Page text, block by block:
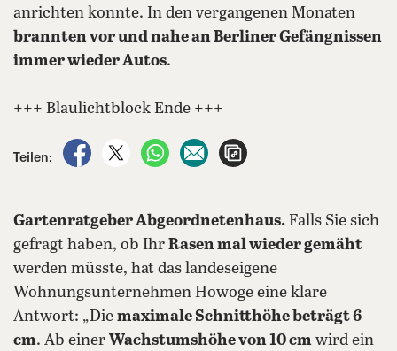
anrichten konnte. In den vergangenen Monaten
brannten vor und nahe an Berliner Gefängnissen
immer wieder Autos.
+++ Blaulichtblock Ende +++
Teilen:
auf Facebook teilen
auf X teilenper WhatsApp teilen
per E-Mail teilen
Gartenratgeber Abgeordnetenhaus. Falls Sie sich
gefragt haben, ob Ihr Rasen mal wieder gemäht
werden müsste, hat das landeseigene
Wohnungsunternehmen Howoge eine klare
Antwort: „Die maximale Schnitthöhe beträgt 6
cm. Ab einer Wachstumshöhe von 10 cm wird ein